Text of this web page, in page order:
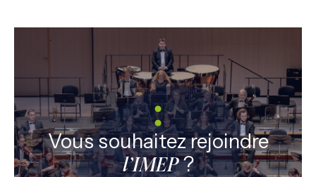
Vous souhaitez rejoindre
l’IMEP?